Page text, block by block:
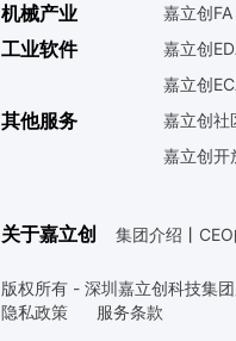
机械产业 嘉立创FA
工业软件
嘉立创
嘉立创
其他服务
嘉立创社
嘉立创开
关于嘉立创 集团介绍 丨
版权所有 - 深圳嘉立创科技集
隐私政策
服务条款